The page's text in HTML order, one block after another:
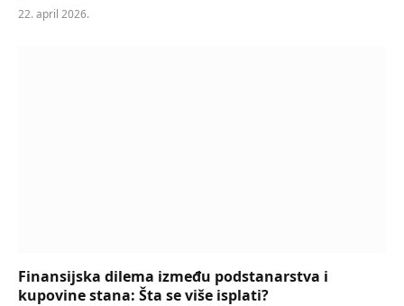
22. april 2026.
Finansijska dilema između podstanarstva i
kupovine stana: Šta se više isplati?